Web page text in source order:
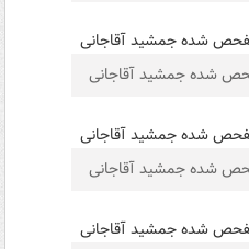
شده جمشید آقاجانی
شده جمشید آقاجانی